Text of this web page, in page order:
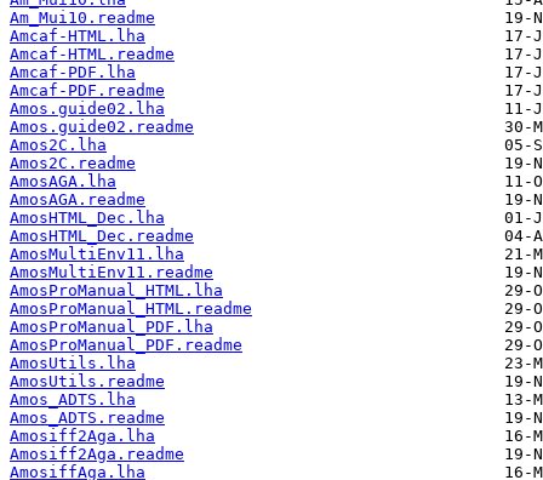
Am_Mui10.readme
Amcaf-HTML.lha
Amcaf-HTML.readme
Amcaf-PDF.lha
Amcaf-PDF.readme
Amos.guide02.lha
Amos.guide02.readme
Amos2C.lha
Amos2C.readme
AmosAGA.lha
AmosAGA.readme
AmosHTML_Dec.lha
AmosHTML_Dec.readme
AmosMultiEnv11.lha
AmosMultiEnv11.readme
AmosProManual_HTML.lha
AmosProManual_HTML.readme
AmosProManual_PDF.lha
AmosProManual_PDF.readme
AmosUtils.lha
AmosUtils.readme
Amos_ADTS.lha
Amos_ADTS.readme
Amosiff2Aga.lha
Amosiff2Aga.readme
AmosiffAga.lha